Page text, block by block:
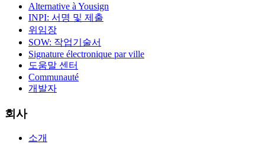
Alternative à Yousign
INPI: 서명 및 제출
위임장
SOW: 작업기술서
Signature électronique par ville
도움말 센터
Communauté
개발자
회사
소개